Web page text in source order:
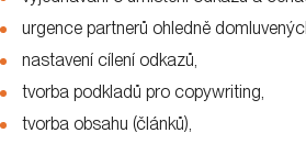
urgence partnerů ohledně
nastavení cílení odkazů,
tvorba podkladů pro copywriting,
tvorba obsahu (článků),